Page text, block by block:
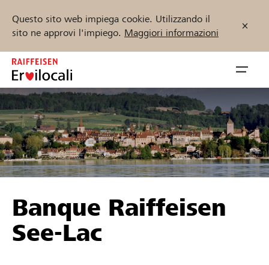
Questo sito web impiega cookie. Utilizzando il
sito ne approvi l'impiego. Maggiori informazioni
Zum
Inhalt
springen
öffnen
Sostenere
Aiuto & supporto
Trova progetti e organizzazioni
Inizia ora
Banque Raiffeisen
See-Lac